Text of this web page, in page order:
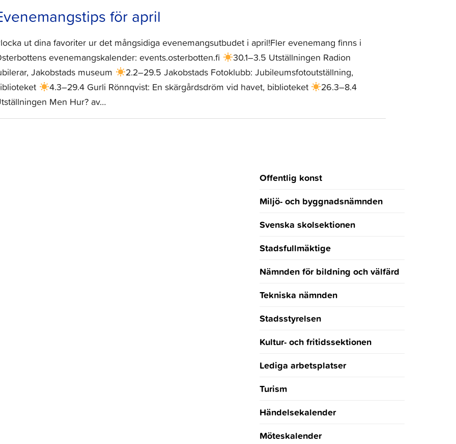
för april
ut dina favoriter ur det mångsidiga evenemangsutbudet i april!Fler evenemang finns i
evenemangskalender: events.osterbotten.fi
30.1–3.5 Utställningen Radion
Jakobstads museum
2.2–29.5 Jakobstads Fotoklubb: Jubileumsfotoutställning,
4.3–29.4 Gurli Rönnqvist: En skärgårdsdröm vid havet, biblioteket
26.3–8.4
Men Hur? av…
Offentlig konst
Miljö- och byggnadsnämnden
Svenska skolsektionen
Stadsfullmäktige
Nämnden för bildning och välfärd
Tekniska nämnden
Stadsstyrelsen
Kultur- och fritidssektionen
Lediga arbetsplatser
Turism
Händelsekalender
Möteskalender